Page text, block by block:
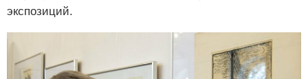
экспозиций.